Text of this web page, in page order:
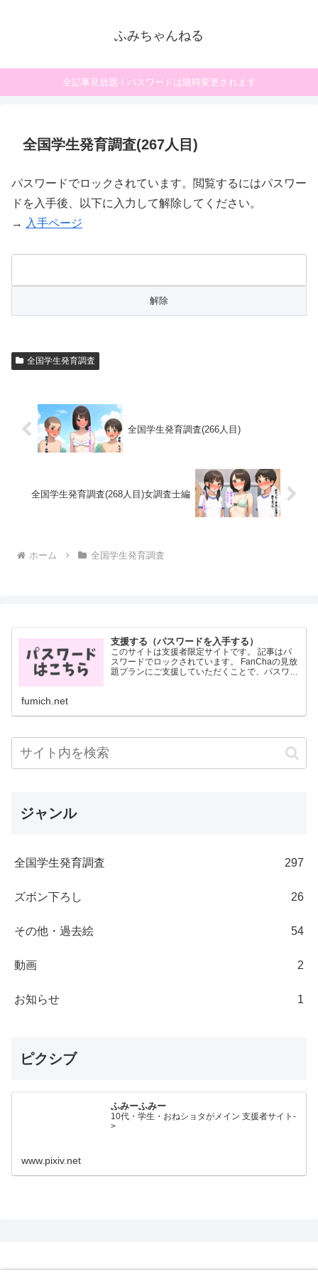
ふみちゃんねる
全記事見放題！パスワードは随時変更されます
全国学生発育調査(267人目)
パスワードでロックされています。閲覧するにはパスワー
ドを入手後、以下に入力して解除してください。
→ 入手ページ
全国学生発育調査
全国学生発育調査(266人目)
全国学生発育調査(268人目)女調査士編
ホーム 全国学生発育調査
支援する（パスワードを入手する）
このサイトは支援者限定サイトです。 記事はパ
スワードでロックされています。 FanChaの見放
題プランにご支援していただくことで、パスワー
fumich.net
ジャンル
全国学生発育調査 297
ズボン下ろし 26
その他・過去絵 54
動画 2
お知らせ 1
ピクシブ
ふみーふみー
10代・学生・おねショタがメイン 支援者サイト-
>
www.pixiv.net